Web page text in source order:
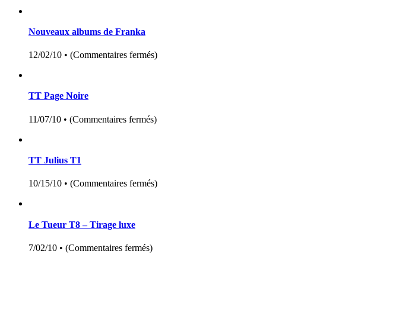
Nouveaux albums de Franka
12/02/10 • (Commentaires fermés)
TT Page Noire
11/07/10 • (Commentaires fermés)
TT Julius T1
10/15/10 • (Commentaires fermés)
Le Tueur T8 – Tirage luxe
7/02/10 • (Commentaires fermés)